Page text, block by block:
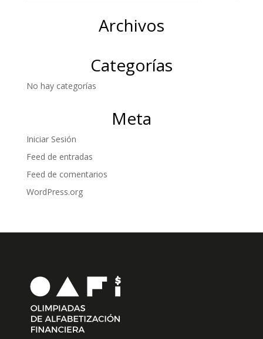
Archivos
Categorías
No hay categorías
Meta
Iniciar Sesión
Feed de entradas
Feed de comentarios
WordPress.org